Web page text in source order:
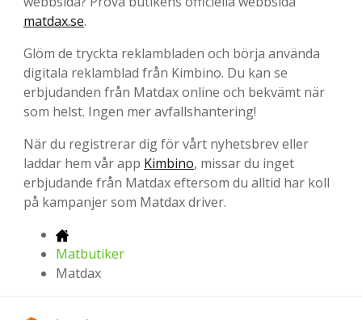
matdax.se.
Glöm de tryckta reklambladen och börja använda
digitala reklamblad från Kimbino. Du kan se
erbjudanden från Matdax online och bekvämt när
som helst. Ingen mer avfallshantering!
När du registrerar dig för vårt nyhetsbrev eller
laddar hem vår app Kimbino, missar du inget
erbjudande från Matdax eftersom du alltid har koll
på kampanjer som Matdax driver.
Matbutiker
Matdax